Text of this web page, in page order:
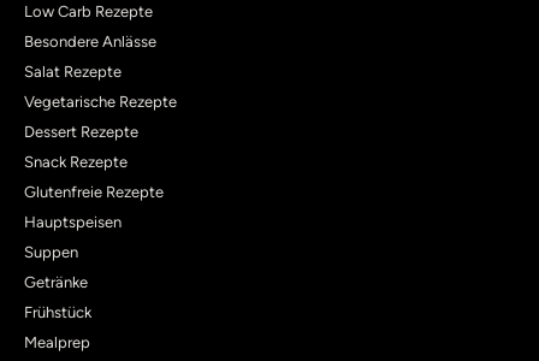
Low Carb Rezepte
Besondere Anlässe
Salat Rezepte
Vegetarische Rezepte
Dessert Rezepte
Snack Rezepte
Glutenfreie Rezepte
Hauptspeisen
Suppen
Getränke
Frühstück
Mealprep